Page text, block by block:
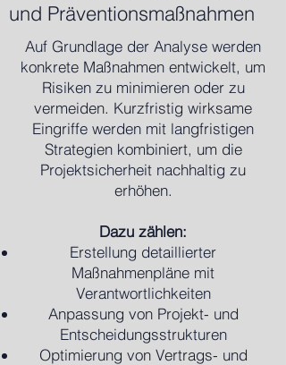
und Präventionsmaßnahmen
Auf Grundlage der Analyse werden
konkrete Maßnahmen entwickelt, um
Risiken zu minimieren oder zu
vermeiden. Kurzfristig wirksame
Eingriffe werden mit langfristigen
Strategien kombiniert, um die
Projektsicherheit nachhaltig zu
erhöhen.
Dazu zählen:
Erstellung detaillierter
Maßnahmenpläne mit
Verantwortlichkeiten
Anpassung von Projekt- und
Entscheidungsstrukturen
Optimierung von Vertrags- und